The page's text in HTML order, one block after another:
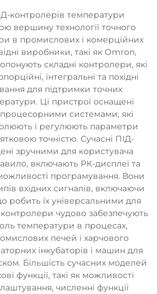
контролерів температури
вершину технології точного
в промислових і комерційних
виробники, такі як Omron,
складні контролери, які
інтегральні та похідні
для підтримки точних
Ці пристрої оснащені
системами, які
і регулюють параметри
точністю. Сучасні ПІД-
зручними для користувача
включають РК-дисплеї та
можливості програмування. Вони
вхідних сигналів, включаючи
робить їх універсальними для
контролери чудово забезпечують
температури в процесах,
печей і харчового
інкубаторів і машин для
Більшість сучасних моделей
функції, такі як можливості
численні функції